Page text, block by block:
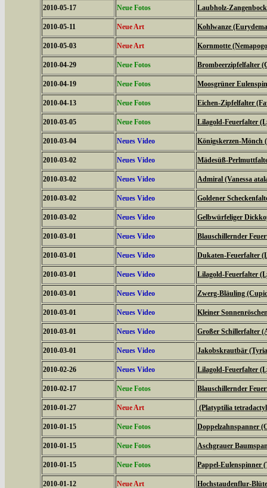
2010-05-17 Neue Fotos Laubholz-
2010-05-11 Neue Art Kohlwanze
2010-05-03 Neue Art Kornmotte
2010-04-29 Neue Fotos Brombeerzipfelfalter
2010-04-19 Neue Fotos Moosgrüner
2010-04-13 Neue Fotos Eichen-Zipfelfalter
2010-03-05 Neue Fotos Lilagold-Feuerfalter
2010-03-04 Neues Video Königskerzen-Mönch
2010-03-02 Neues Video Mädesüß-
2010-03-02 Neues Video Admiral (Vanessa
2010-03-02 Neues Video Goldener
2010-03-02 Neues Video Gelbwürfeliger
2010-03-01 Neues Video Blauschillernder
2010-03-01 Neues Video Dukaten-Feuerfalter
2010-03-01 Neues Video Lilagold-Feuerfalter
2010-03-01 Neues Video Zwerg-Bläuling
2010-03-01 Neues Video Kleiner
2010-03-01 Neues Video Großer Schillerfalter
2010-03-01 Neues Video Jakobskrautbär (Tyria
2010-02-26 Neues Video Lilagold-Feuerfalter
2010-02-17 Neue Fotos Blauschillernder
2010-01-27 Neue Art (Platyptilia
2010-01-15 Neue Fotos Doppelzahnspanner
2010-01-15 Neue Fotos Aschgrauer
2010-01-15 Neue Fotos Pappel-Eulenspinner
2010-01-12 Neue Art Hochstaudenflur-